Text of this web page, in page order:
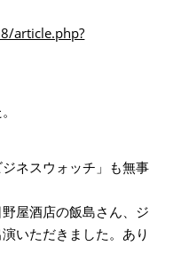
article.php?
ネスウォッチ」も無事
屋酒店の飯島さん、ジ
いただきました。あり